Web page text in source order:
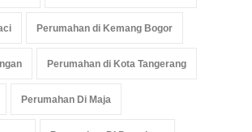
Perumahan di Kemang Bogor
Perumahan di Kota Tangerang
Perumahan Di Maja